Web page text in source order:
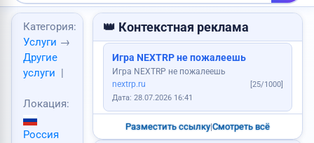
Продам дом
Сдам квартиру
Услуги каменщика
Услуги юриста
Категория:
Услуги →
Другие
услуги |
Локация:
Россия
👑 Контекстная реклама
Игра NEXTRP не пожалеешь
Игра NEXTRP не пожалеешь
nextrp.ru
[25/1000]
Дата: 28.07.2026 16:41
Разместить ссылку|Смотреть всё